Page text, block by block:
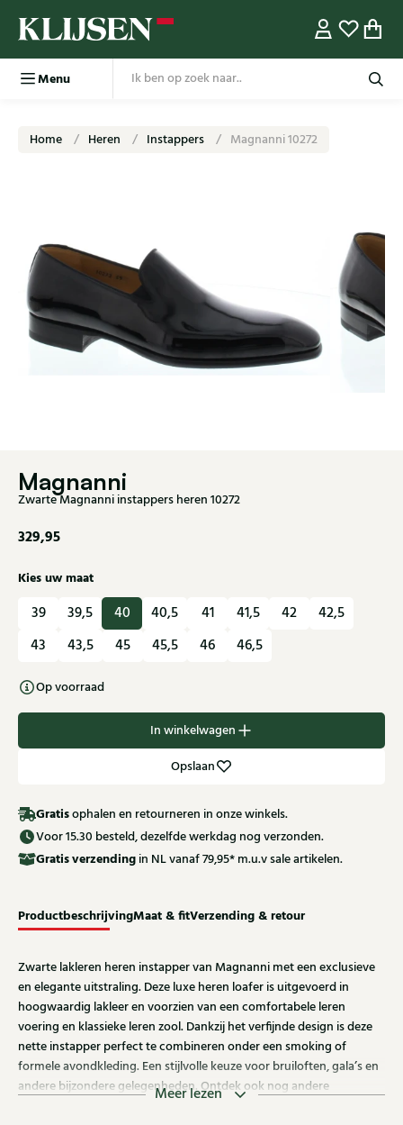
Menu
Home Heren Instappers Magnanni 10272
Magnanni
Zwarte Magnanni instappers heren 10272
329,95
Kies uw maat
39 39,5 40 40,5 41 41,5 42
42,5
43
43,5 45 45,5 46 46,5
Op voorraad
In winkelwagen
Opslaan
Gratisophalen en retourneren in onze winkels.
Voor 15.30 besteld, dezelfde werkdag nog verzonden.
Gratisverzending in NL vanaf 79,95* m.u.v sale artikelen.
ProductbeschrijvingMaat & fitVerzending & retour
Zwarte lakleren heren instapper van Magnanni met een exclusieve
en elegante uitstraling. Deze luxe heren loafer is uitgevoerd in
hoogwaardig lakleer en voorzien van een comfortabele leren
voering en klassieke leren zool. Dankzij het verfijnde design is deze
nette instapper perfect te combineren onder een smoking of
formele avondkleding. Een stijlvolle keuze voor bruiloften, gala’s en
andere bijzondere gelegenheden. Ontdek ook nog andere
Meer lezen